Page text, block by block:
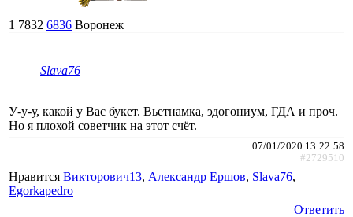
1 7832 6836 Воронеж
Slava76
У-у-у, какой у Вас букет. Вьетнамка, эдогониум, ГДА и проч.
Но я плохой советчик на этот счёт.
07/01/2020 13:22:58
#2729510
Нравится Викторович13, Александр Ершов, Slava76,
Egorkapedro
Ответить